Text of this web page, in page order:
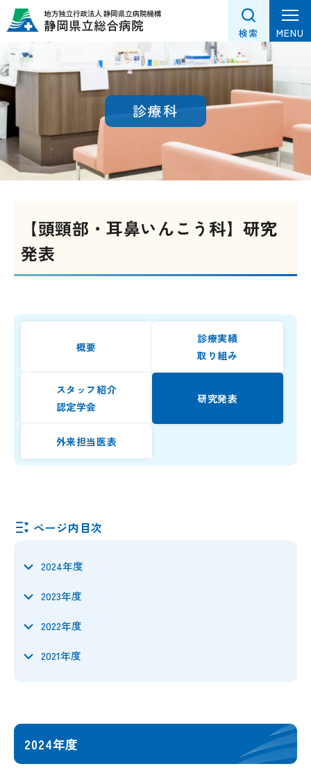
ロ
バ
ル
ナ
ビ
ゲ
ー
シ
文
ッ
ー
へ
検索 MENU
診療科
【頭頸部・耳鼻いんこう科】研究
発表
概要
診療実績
取り組み
スタッフ紹介
認定学会
研究発表
外来担当医表
ページ内目次
2024年度
2023年度
2022年度
2021年度
2024年度